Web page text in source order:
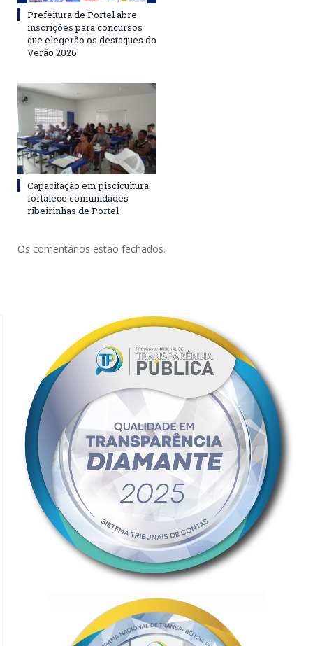
Prefeitura de Portel abre
inscrições para concursos
que elegerão os destaques do
Verão 2026
Capacitação em piscicultura
fortalece comunidades
ribeirinhas de Portel
Os comentários estão fechados.